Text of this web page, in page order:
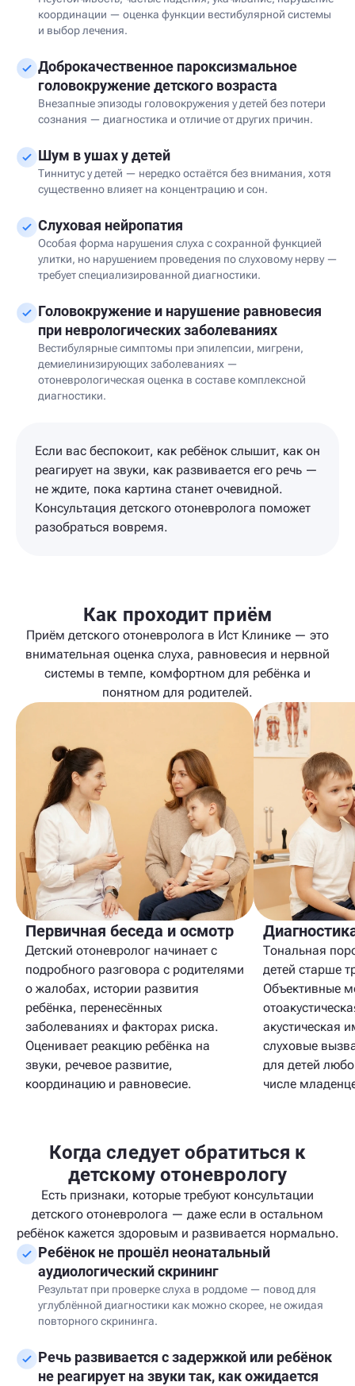
координации — оценка функции вестибулярной системы
и выбор лечения.
Доброкачественное пароксизмальное
головокружение детского возраста
Внезапные эпизоды головокружения у детей без потери
сознания — диагностика и отличие от других причин.
Шум в ушах у детей
Тиннитус у детей — нередко остаётся без внимания, хотя
существенно влияет на концентрацию и сон.
Слуховая нейропатия
Особая форма нарушения слуха с сохранной функцией
улитки, но нарушением проведения по слуховому нерву —
требует специализированной диагностики.
Головокружение и нарушение равновесия
при неврологических заболеваниях
Вестибулярные симптомы при эпилепсии, мигрени,
демиелинизирующих заболеваниях —
отоневрологическая оценка в составе комплексной
диагностики.
Если вас беспокоит, как ребёнок слышит, как он
реагирует на звуки, как развивается его речь —
не ждите, пока картина станет очевидной.
Консультация детского отоневролога поможет
разобраться вовремя.
Как проходит приём
Приём детского отоневролога в Ист Клинике — это
внимательная оценка слуха, равновесия и нервной
системы в темпе, комфортном для ребёнка и
понятном для родителей.
Первичная беседа и осмотр
Детский отоневролог начинает с
подробного разговора с родителями
о жалобах, истории развития
ребёнка, перенесённых
заболеваниях и факторах риска.
Оценивает реакцию ребёнка на
звуки, речевое развитие,
координацию и равновесие.
Тональная
детей старше
Объективные
акустическая
слуховые
для детей
числе
Когда следует обратиться к
детскому отоневрологу
Есть признаки, которые требуют консультации
детского отоневролога — даже если в остальном
ребёнок кажется здоровым и развивается нормально.
Ребёнок не прошёл неонатальный
аудиологический скрининг
Результат при проверке слуха в роддоме — повод для
углублённой диагностики как можно скорее, не ожидая
повторного скрининга.
Речь развивается с задержкой или ребёнок
не реагирует на звуки так, как ожидается